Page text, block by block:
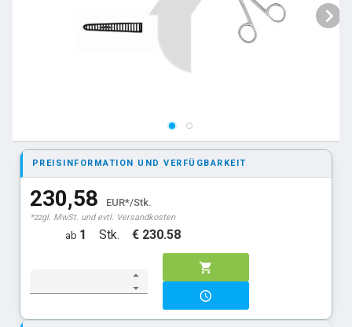
PREISINFORMATION UND VERFÜGBARKEIT
230,58 EUR*/Stk.
*zzgl. MwSt. und evtl. Versandkosten
ab 1 Stk. € 230.58